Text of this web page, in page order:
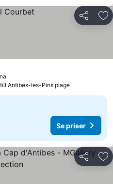
Dela
Antibes-les-Pins plage
Se priser
Dela